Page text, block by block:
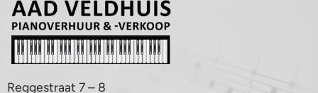
Reggestraat 7 – 8